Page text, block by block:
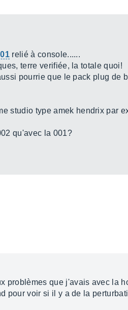
relié à console......
terre verifiée, la totale quoi!
pourrie que le pack plug de
studio type amek hendrix par
qu'avec la 001?
problèmes que j'avais avec la
pour voir si il y a de la